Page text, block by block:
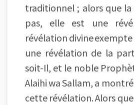
traditionnel ; alors que la
pas, elle est une
révélation divine
une révélation de la
soit-Il, et le noble
Alaihi wa Sallam, a
cette révélation. Alors